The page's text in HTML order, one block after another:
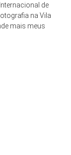
de
na Vila
mais meus